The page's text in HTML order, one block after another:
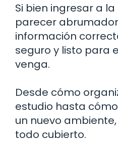
Si bien ingresar a
parecer
información
seguro y listo para
venga.
Desde cómo
estudio hasta
un nuevo
todo cubierto.